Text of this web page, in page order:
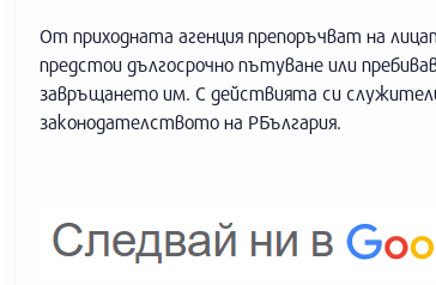
От приходната агенция препоръчват на
предстои дългосрочно пътуване или
завръщането им. С действията си
законодателството на РБългария.